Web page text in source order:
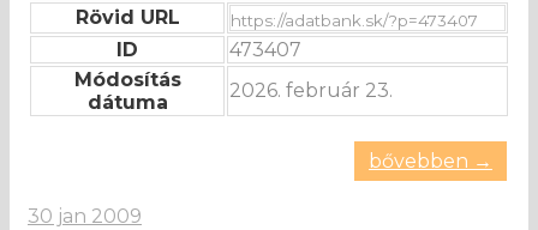
Rövid URL
ID
473407
Módosítás
dátuma
2026. február 23.
bővebben →
30 jan 2009